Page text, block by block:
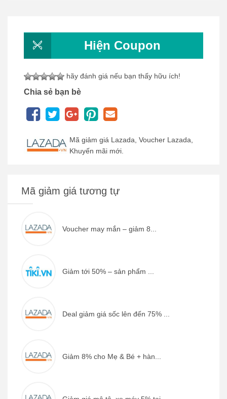
Hiện Coupon
hãy đánh giá nếu bạn thấy hữu ích!
Chia sẻ bạn bè
Mã giảm giá Lazada, Voucher Lazada,
Khuyến mãi mới.
Mã giảm giá tương tự
Voucher may mắn – giảm 8...
Giảm tới 50% – sản phẩm ...
Deal giảm giá sốc lên đến 75% ...
Giảm 8% cho Mẹ & Bé + hàn...